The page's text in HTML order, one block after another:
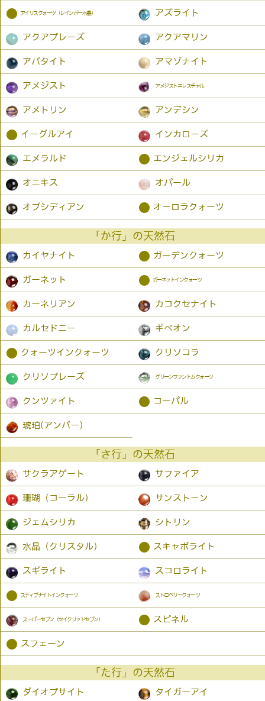
● アイリスクォーツ（レインボー水晶） アズライト
アクアプレーズ アクアマリン
アパタイト アマゾナイト
アメジスト アメジストエレスチャル
アメトリン アンデシン
● イーグルアイ インカローズ
エメラルド ● エンジェルシリカ
オニキス オパール
オブシディアン ● オーロラクォーツ
「か行」の天然石
カイヤナイト ● ガーデンクォーツ
ガーネット ● ガーネットインクォーツ
カーネリアン カコクセナイト
カルセドニー ギベオン
● クォーツインクォーツ クリソコラ
クリソプレーズ グリーンファントムクォーツ
クンツァイト ● コーパル
琥珀(アンバー）
「さ行」の天然石
サクラアゲート サファイア
珊瑚（コーラル） サンストーン
ジェムシリカ シトリン
水晶（クリスタル） ● スキャポライト
スギライト スコロライト
● スティブナイトインクォーツ ストロベリークォーツ
スーパーセブン（セイクリッドセブン） ● スピネル
● スフェーン
「た行」の天然石
ダイオプサイト タイガーアイ